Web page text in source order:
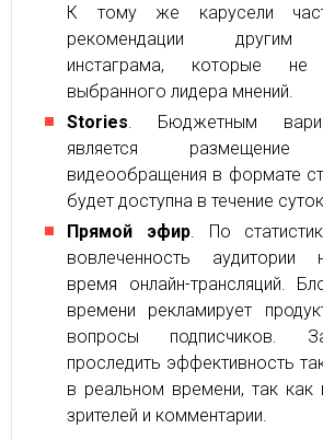
К тому же карусели
рекомендации другим
инстаграма, которые
выбранного лидера мнений.
Stories . Бюджетным
является
видеообращения в формате
будет доступна в течение суток.
Прямой эфир. По
вовлеченность аудитории
время онлайн-трансляций.
времени рекламирует
вопросы подписчиков.
проследить эффективность
в реальном времени, так как
зрителей и комментарии.